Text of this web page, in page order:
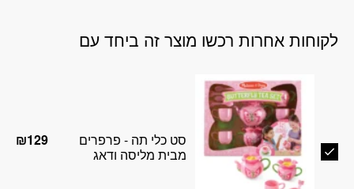
לקוחות אחרות רכשו מוצר זה ביחד עם
סט כלי תה - פרפרים
מבית מליסה ודאג
₪129